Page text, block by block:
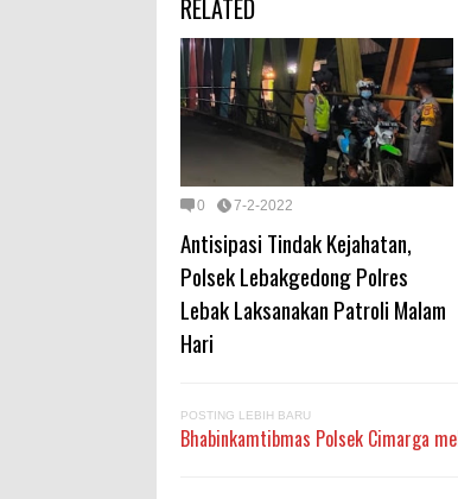
RELATED
0 7-2-2022
Antisipasi Tindak Kejahatan,
Polsek Lebakgedong Polres
Lebak Laksanakan Patroli Malam
Hari
POSTING LEBIH BARU
Bhabinkamtibmas Polsek Cimarga